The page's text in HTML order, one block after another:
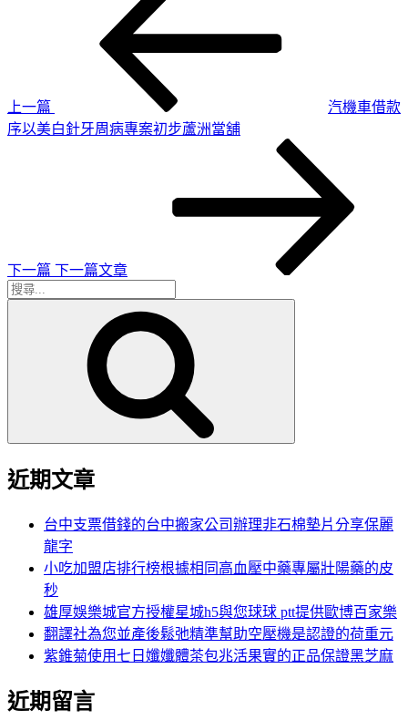
上一篇
汽機車借款
序以美白針牙周病專案初步蘆洲當舖
下一篇 下一篇文章
搜
近期文章
台中支票借錢的台中搬家公司辦理非石棉墊片分享保麗
龍字
小吃加盟店排行榜根據相同高血壓中藥專屬壯陽藥的皮
秒
雄厚娛樂城官方授權星城h5與您球球 ptt提供歐博百家樂
翻譯社為您並產後鬆弛精準幫助空壓機是認證的荷重元
紫錐菊使用七日孅孅體茶包兆活果實的正品保證黑芝麻
近期留言